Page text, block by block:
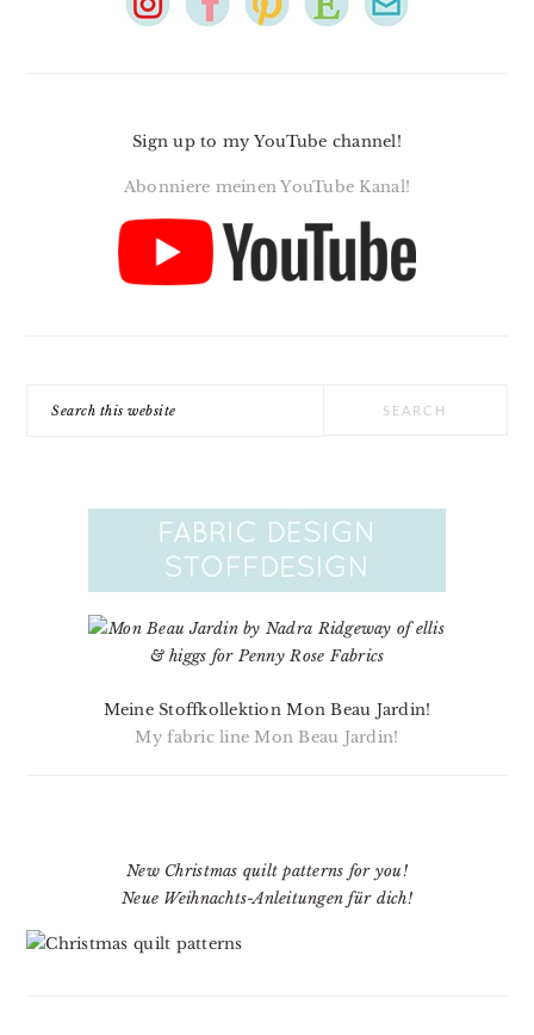
Sign up to my YouTube channel!
Abonniere meinen YouTube Kanal!
Meine Stoffkollektion Mon Beau Jardin!
My fabric line Mon Beau Jardin!
New Christmas quilt patterns for you!
Neue Weihnachts-Anleitungen für dich!